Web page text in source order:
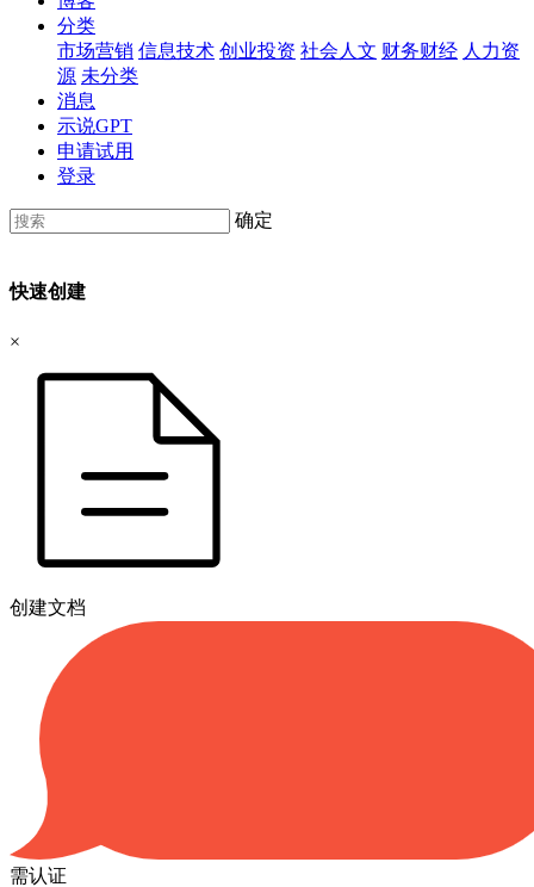
分类
市场营销 信息技术 创业投资 社会人文 财务财经 人力资
源 未分类
消息
示说GPT
申请试用
登录
确定
快速创建
×
创建文档
需认证